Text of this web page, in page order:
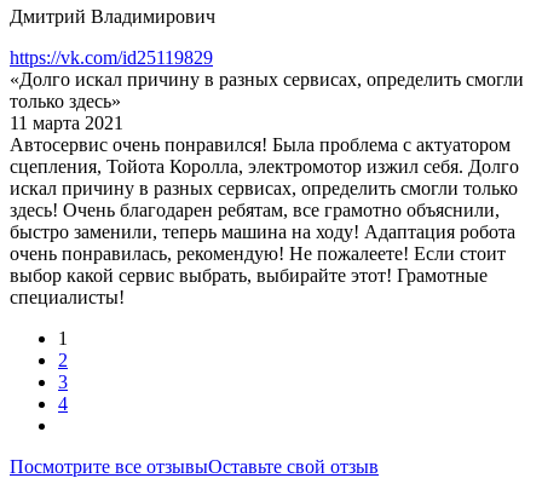
Дмитрий Владимирович
https://vk.com/id25119829
«Долго искал причину в разных сервисах, определить смогли
только здесь»
11 марта 2021
Автосервис очень понравился! Была проблема с актуатором
сцепления, Тойота Королла, электромотор изжил себя. Долго
искал причину в разных сервисах, определить смогли только
здесь! Очень благодарен ребятам, все грамотно объяснили,
быстро заменили, теперь машина на ходу! Адаптация робота
очень понравилась, рекомендую! Не пожалеете! Если стоит
выбор какой сервис выбрать, выбирайте этот! Грамотные
специалисты!
1
2
3
4
Посмотрите все отзывыОставьте свой отзыв